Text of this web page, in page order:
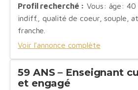
Profil recherché : Vous: âge: 40
indiff., qualité de coeur, souple,
franche.
Voir l'annonce complète
59 ANS – Enseignant
et engagé